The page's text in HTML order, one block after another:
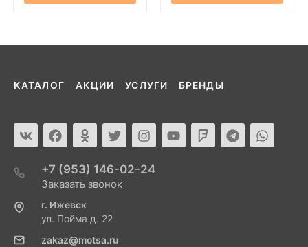
КАТАЛОГ АКЦИИ УСЛУГИ БРЕНДЫ
+7 (953) 146-02-24
Заказать звонок
г. Ижевск
ул. Пойма д. 22
zakaz@motsa.ru